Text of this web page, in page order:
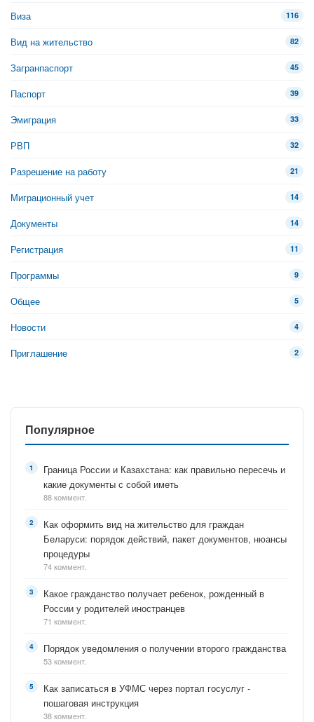
Виза 116
Вид на жительство 82
Загранпаспорт 45
Паспорт 39
Эмиграция 33
РВП 32
Разрешение на работу 21
Миграционный учет 14
Документы 14
Регистрация 11
Программы 9
Общее 5
Новости 4
Приглашение 2
Популярное
Граница России и Казахстана: как правильно пересечь и
какие документы с собой иметь
88 коммент.
Как оформить вид на жительство для граждан
Беларуси: порядок действий, пакет документов, нюансы
процедуры
74 коммент.
Какое гражданство получает ребенок, рожденный в
России у родителей иностранцев
71 коммент.
Порядок уведомления о получении второго гражданства
53 коммент.
Как записаться в УФМС через портал госуслуг -
пошаговая инструкция
38 коммент.